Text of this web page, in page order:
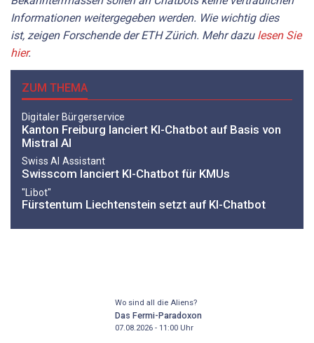
Informationen weitergegeben werden. Wie wichtig dies
ist, zeigen Forschende der ETH Zürich. Mehr dazu lesen Sie
hier.
ZUM THEMA
Digitaler Bürgerservice
Kanton Freiburg lanciert KI-Chatbot auf Basis von
Mistral AI
Swiss AI Assistant
Swisscom lanciert KI-Chatbot für KMUs
"Libot"
Fürstentum Liechtenstein setzt auf KI-Chatbot
Wo sind all die Aliens?
Das Fermi-Paradoxon
07.08.2026 - 11:00Uhr